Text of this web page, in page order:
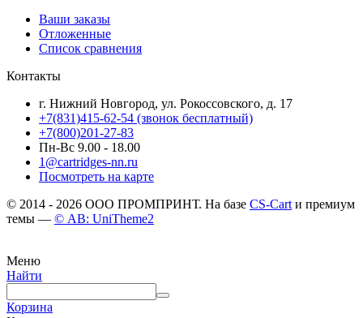
Ваши заказы
Отложенные
Список сравнения
Контакты
г. Нижний Новгород, ул. Рокоссовского, д. 17
+7(831)415-62-54 (звонок бесплатный)
+7(800)201-27-83
Пн-Вс 9.00 - 18.00
1@cartridges-nn.ru
Посмотреть на карте
© 2014 - 2026 ООО ПРОМПРИНТ. На базе CS-Cart и премиум
темы — © AB: UniTheme2
Меню
Найти
Корзина